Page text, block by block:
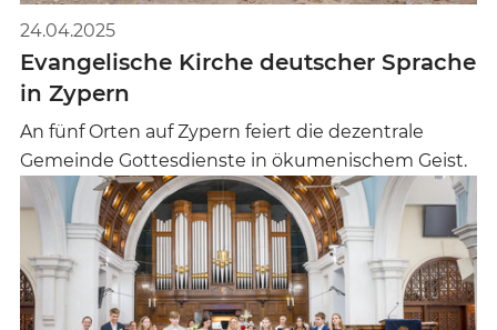
24.04.2025
Evangelische Kirche deutscher Sprache
in Zypern
An fünf Orten auf Zypern feiert die dezentrale
Gemeinde Gottesdienste in ökumenischem Geist.